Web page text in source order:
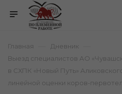
Главная Дневник
Выезд специалистов АО
в СХПК «Новый Путь»
линейной оценки коров-